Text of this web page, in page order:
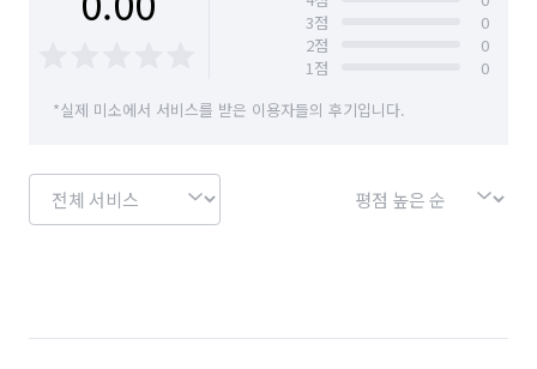
3점
0
2점
0
1점
0
*실제 미소에서 서비스를 받은 이용자들의 후기입니다.